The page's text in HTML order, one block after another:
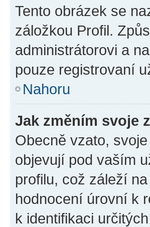
Tento obrázek se
záložkou Profil.
administrátorovi a
pouze registrovaní
Nahoru
Jak změním svoje
Obecně vzato,
objevují pod vaším
profilu, což záleží
hodnocení úrovní k
k identifikaci